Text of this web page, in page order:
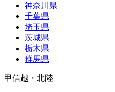
神奈川県
千葉県
埼玉県
茨城県
栃木県
群馬県
甲信越・北陸